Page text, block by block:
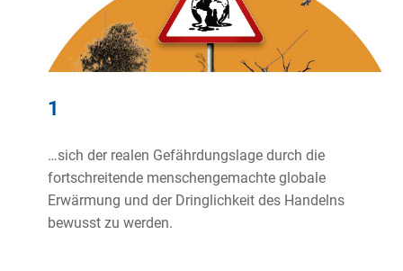
1
…sich der realen Gefährdungslage durch die
fortschreitende menschengemachte globale
Erwärmung und der Dringlichkeit des Handelns
bewusst zu werden.